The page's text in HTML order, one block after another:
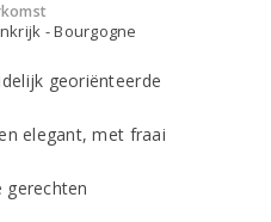
- Bourgogne
georiënteerde
elegant, met fraai
gerechten